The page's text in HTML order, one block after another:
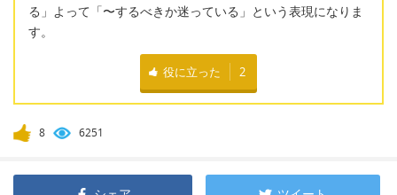
る」よって「〜するべきか迷っている」という表現になりま
す。
役に立った 2
8 6251